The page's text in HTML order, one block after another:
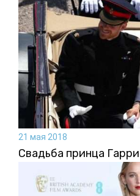
21 мая 2018
Свадьба принца